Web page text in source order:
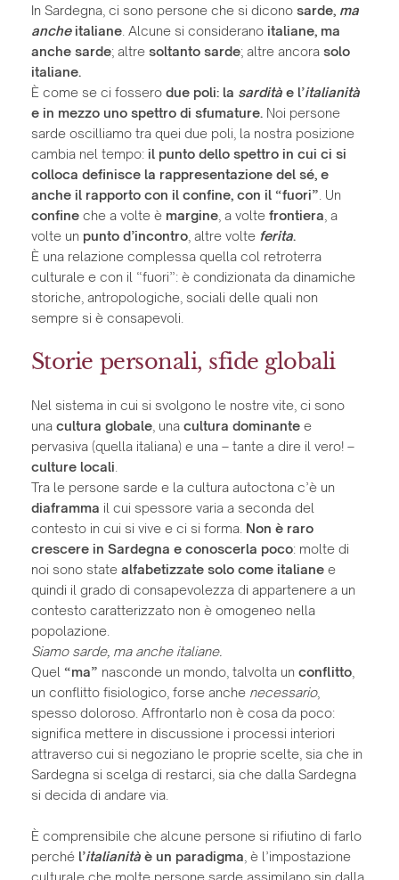
In Sardegna, ci sono persone che si dicono sarde, ma
ancheitaliane. Alcune si considerano italiane, ma
anche sarde; altre soltanto sarde; altre ancora solo
italiane.
È come se ci fossero due poli: la sarditàe l’italianità
e in mezzo uno spettro di sfumature.Noi persone
sarde oscilliamo tra quei due poli, la nostra posizione
cambia nel tempo: il punto dello spettro in cui ci si
colloca definisce la rappresentazione del sé, e
anche il rapporto con il confine, con il “fuori” . Un
confineche a volte è margine, a volte frontiera , a
volte un punto d’incontro, altre volte ferita.
È una relazione complessa quella col retroterra
culturale e con il “fuori”: è condizionata da dinamiche
storiche, antropologiche, sociali delle quali non
sempre si è consapevoli.
Storie personali, sfide globali
Nel sistema in cui si svolgono le nostre vite, ci sono
una cultura globale, una cultura dominantee
pervasiva (quella italiana) e una – tante a dire il vero! –
culture locali
Tra le persone sarde e la cultura autoctona c’è un
diaframma il cui spessore varia a seconda del
contesto in cui si vive e ci si forma. Non è raro
crescere in Sardegna e conoscerla poco: molte di
noi sono state alfabetizzate solo come italianee
quindi il grado di consapevolezza di appartenere a un
contesto caratterizzato non è omogeneo nella
popolazione.
Siamo sarde, ma anche italiane.
Quel “ma” nasconde un mondo, talvolta un conflitto,
un conflitto fisiologico, forse anche necessario,
spesso doloroso. Affrontarlo non è cosa da poco:
significa mettere in discussione i processi interiori
attraverso cui si negoziano le proprie scelte, sia che in
Sardegna si scelga di restarci, sia che dalla Sardegna
si decida di andare via.
È comprensibile che alcune persone si rifiutino di farlo
perché l’italianità è un paradigma , è l’impostazione
culturale che molte persone sarde assimilano sin dalla